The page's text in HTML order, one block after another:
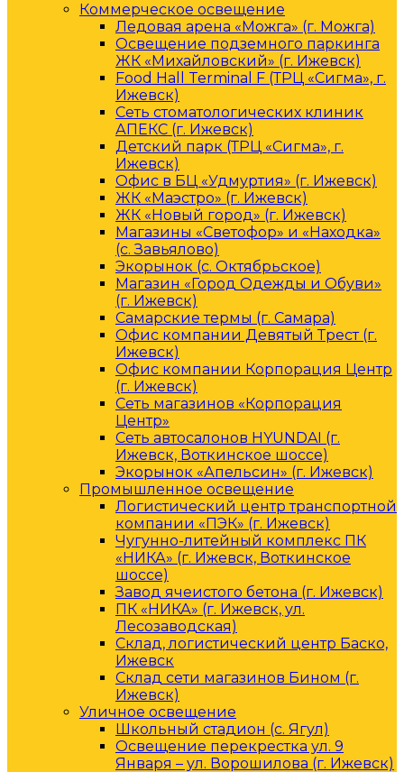
Коммерческое освещение
Ледовая арена «Можга» (г. Можга)
Освещение подземного паркинга
ЖК «Михайловский» (г. Ижевск)
Food Hall Terminal F (ТРЦ «Сигма», г.
Ижевск)
Сеть стоматологических клиник
АПЕКС (г. Ижевск)
Детский парк (ТРЦ «Сигма», г.
Ижевск)
Офис в БЦ «Удмуртия» (г. Ижевск)
ЖК «Маэстро» (г. Ижевск)
ЖК «Новый город» (г. Ижевск)
Магазины «Светофор» и «Находка»
(с. Завьялово)
Экорынок (с. Октябрьское)
Магазин «Город Одежды и Обуви»
(г. Ижевск)
Самарские термы (г. Самара)
Офис компании Девятый Трест (г.
Ижевск)
Офис компании Корпорация Центр
(г. Ижевск)
Сеть магазинов «Корпорация
Центр»
Сеть автосалонов HYUNDAI (г.
Ижевск, Воткинское шоссе)
Экорынок «Апельсин» (г. Ижевск)
Промышленное освещение
Логистический центр транспортной
компании «ПЭК» (г. Ижевск)
Чугунно-литейный комплекс ПК
«НИКА» (г. Ижевск, Воткинское
шоссе)
Завод ячеистого бетона (г. Ижевск)
ПК «НИКА» (г. Ижевск, ул.
Лесозаводская)
Склад, логистический центр Баско,
Ижевск
Склад сети магазинов Бином (г.
Ижевск)
Уличное освещение
Школьный стадион (с. Ягул)
Освещение перекрестка ул. 9
Января – ул. Ворошилова (г. Ижевск)